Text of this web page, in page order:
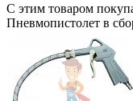
С этим товаром
Пневмопистолет в